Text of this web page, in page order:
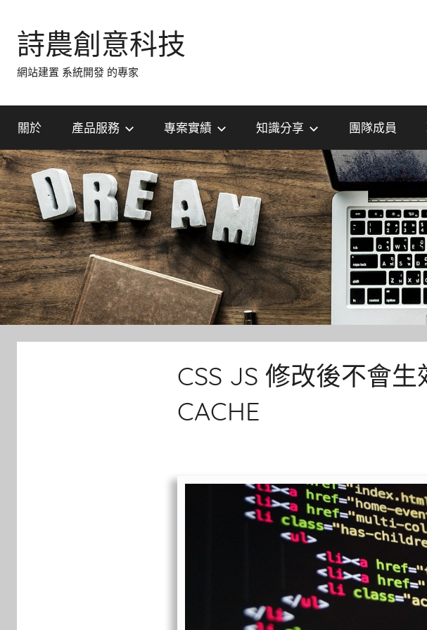
content
詩農創意科技
網站建置 系統開發 的專家
關於 產品服務 專案實績 知識分享 團隊成員
CSS JS 修改後不會
CACHE